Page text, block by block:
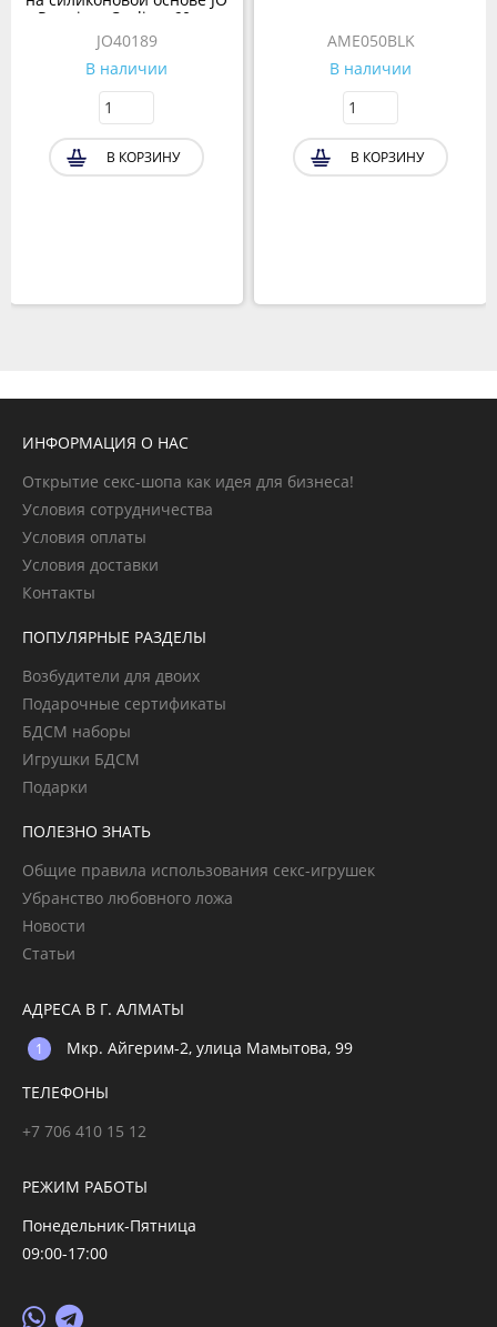
Premium Cooling, 60 мл
JO40189
В наличии
В КОРЗИНУ
AME050BLK
В наличии
В КОРЗИНУ
ИНФОРМАЦИЯ О НАС
Открытие секс-шопа как идея для бизнеса!
Условия сотрудничества
Условия оплаты
Условия доставки
Контакты
ПОПУЛЯРНЫЕ РАЗДЕЛЫ
Возбудители для двоих
Подарочные сертификаты
БДСМ наборы
Игрушки БДСМ
Подарки
ПОЛЕЗНО ЗНАТЬ
Общие правила использования секс-игрушек
Убранство любовного ложа
Новости
Статьи
АДРЕСА В Г. АЛМАТЫ
Мкр. Айгерим-2, улица Мамытова, 99
ТЕЛЕФОНЫ
+7 706 410 15 12
РЕЖИМ РАБОТЫ
Понедельник-Пятница
09:00-17:00